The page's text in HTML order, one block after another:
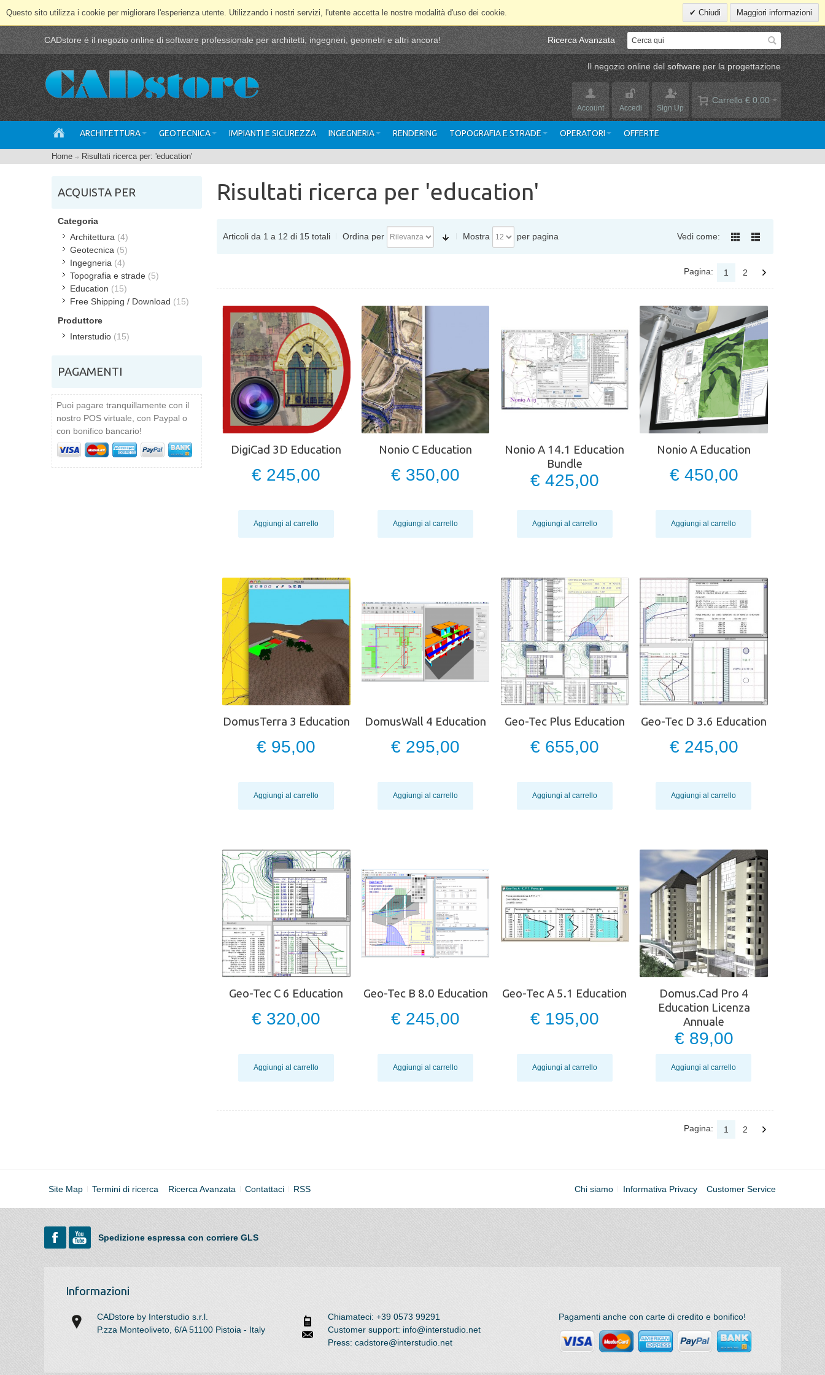
Questo sito utilizza i cookie per migliorare l'esperienza utente. Utilizzando i nostri servizi, l'utente accetta le nostre modalità d'uso dei cookie. Chiudi Maggiori informazioni
CADstore è il negozio online di software professionale per architetti, ingegneri, geometri e altri ancora! Ricerca Avanzata
Il negozio online del software per la progettazione
Carrello € 0,00
Account Accedi Sign Up
ARCHITETTURA GEOTECNICA IMPIANTI E SICUREZZA INGEGNERIA RENDERING TOPOGRAFIA E STRADE OPERATORI OFFERTE
Home Risultati ricerca per: 'education'
Risultati ricerca per 'education'
Articoli da 1 a 12 di 15 totali Ordina per Mostra per pagina Vedi come:
Pagina: 1 2
DigiCad 3D Education
€ 245,00
Aggiungi al carrello
Nonio C Education
€ 350,00
Aggiungi al carrello
Nonio A 14.1 Education
Bundle
€ 425,00
Aggiungi al carrello
Nonio A Education
€ 450,00
Aggiungi al carrello
DomusTerra 3 Education
€ 95,00
Aggiungi al carrello
DomusWall 4 Education
€ 295,00
Aggiungi al carrello
Geo-Tec Plus Education
€ 655,00
Aggiungi al carrello
Geo-Tec D 3.6 Education
€ 245,00
Aggiungi al carrello
Geo-Tec C 6 Education
€ 320,00
Aggiungi al carrello
Geo-Tec B 8.0 Education
€ 245,00
Aggiungi al carrello
Geo-Tec A 5.1 Education
€ 195,00
Aggiungi al carrello
Domus.Cad Pro 4
Education Licenza
Annuale
€ 89,00
Aggiungi al carrello
Pagina: 1 2
ACQUISTA PER
Categoria
Architettura (4)
Geotecnica (5)
Ingegneria (4)
Topografia e strade (5)
Education (15)
Free Shipping / Download (15)
Produttore
Interstudio (15)
PAGAMENTI
Puoi pagare tranquillamente con il
nostro POS virtuale, con Paypal o
con bonifico bancario!
Site Map Termini di ricerca Ricerca Avanzata Contattaci RSS Chi siamo Informativa Privacy Customer Service
Spedizione espressa con corriere GLS
Informazioni
CADstore by Interstudio s.r.l.
P.zza Monteoliveto, 6/A 51100 Pistoia - Italy
Chiamateci: +39 0573 99291
Customer support: info@interstudio.net
Press: cadstore@interstudio.net
Pagamenti anche con carte di credito e bonifico!